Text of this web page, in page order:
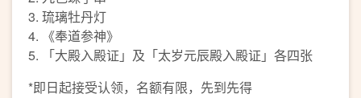
3. 琉璃牡丹灯
4. 《奉道参神》
5. 「大殿入殿证」及「太岁元辰殿入殿证」各四张
*即日起接受认领，名额有限，先到先得